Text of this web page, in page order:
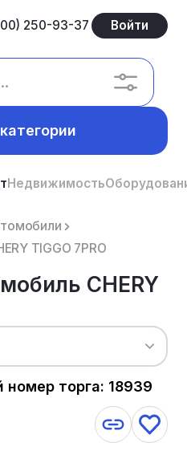
250-93-37 Войти
Недвижимость
TIGGO 7PRO
CHERY
торга: 18939